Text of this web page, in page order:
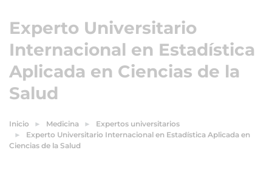
Experto Universitario
Internacional en Estadística
Aplicada en Ciencias de la
Salud
Inicio Medicina
Expertos universitarios
Experto Universitario Internacional en Estadística Aplicada en
Ciencias de la Salud